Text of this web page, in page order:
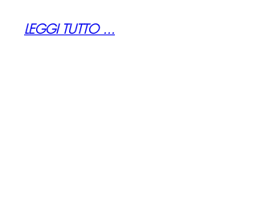
LEGGI TUTTO ...